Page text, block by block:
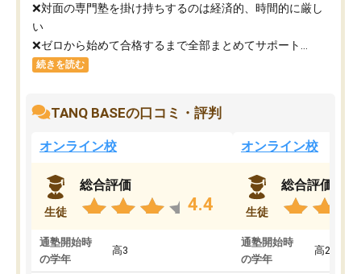
❌対面の専門塾を掛け持ちするのは経済的、時間的に厳し
い
❌ゼロから始めて合格するまで全部まとめてサポート...
続きを読む
TANQ BASEの口コミ・評判
オンライン校
生徒
総合評価
4.4
通塾開始時
の学年
高3
オンライン校
生徒
総合評価
通塾開始時
の学年
高2